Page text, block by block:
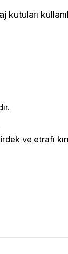
ve etrafı